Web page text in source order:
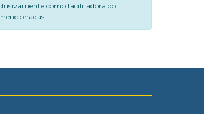
como facilitadora do